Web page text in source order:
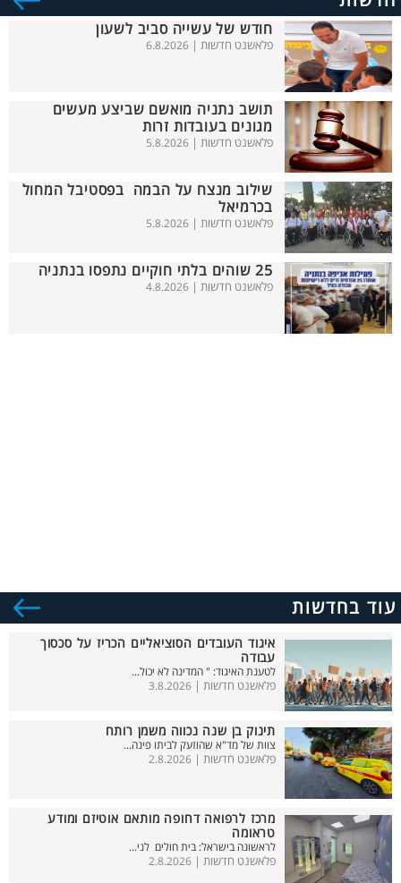
חודש של עשייה סביב לשעון
פלאשנט חדשות | 6.8.2026
תושב נתניה מואשם שביצע מעשים
מגונים בעובדות זרות
פלאשנט חדשות | 5.8.2026
שילוב מנצח על הבמה בפסטיבל המחול
בכרמיאל
פלאשנט חדשות | 5.8.2026
25 שוהים בלתי חוקיים נתפסו בנתניה
פלאשנט חדשות | 4.8.2026
עוד בחדשות
איגוד העובדים הסוציאליים הכריז על סכסוך
עבודה
לטענת האיגוד: " המדינה לא יכול...
פלאשנט חדשות | 3.8.2026
תינוק בן שנה נכווה משמן רותח
צוות של מד"א שהוזעק לביתו פינה...
פלאשנט חדשות | 2.8.2026
מרכז לרפואה דחופה מותאם אוטיזם ומודע
טראומה
לראשונה בישראל: בית חולים לני...
פלאשנט חדשות | 2.8.2026